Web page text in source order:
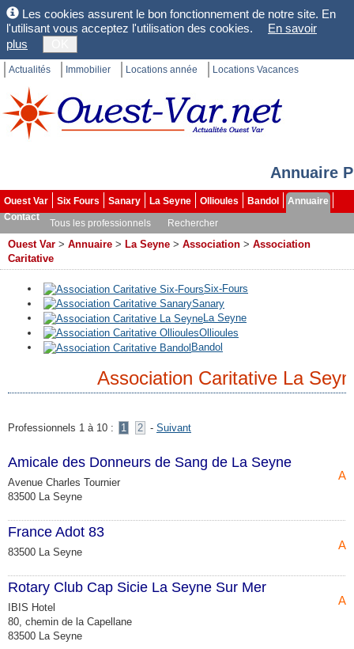
Les cookies assurent le bon fonctionnement de notre site. En
l'utilisant vous acceptez l'utilisation des cookies.
En savoir
plus
Actualités Immobilier Locations année Locations Vacances
Annuaire
Ouest Var Six Fours Sanary La Seyne Ollioules Bandol
Annuaire
Contact
Tous les professionnels Rechercher
Ouest Var > Annuaire > La Seyne > Association > Association
Caritative
Six-Fours
Sanary
La Seyne
Ollioules
Bandol
Association Caritative La
Professionnels 1 à 10 : 1 2 - Suivant
Amicale des Donneurs de Sang de La Seyne
Avenue Charles Tournier
83500 La Seyne
France Adot 83
83500 La Seyne
Rotary Club Cap Sicie La Seyne Sur Mer
IBIS Hotel
80, chemin de la Capellane
83500 La Seyne